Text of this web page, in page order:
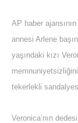
AP haber
annesi Arlene
yaşındaki kızı
tekerlekli
Veronica’nın